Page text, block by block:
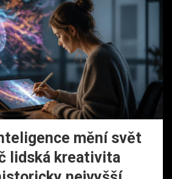
mění svět
lidská kreativita